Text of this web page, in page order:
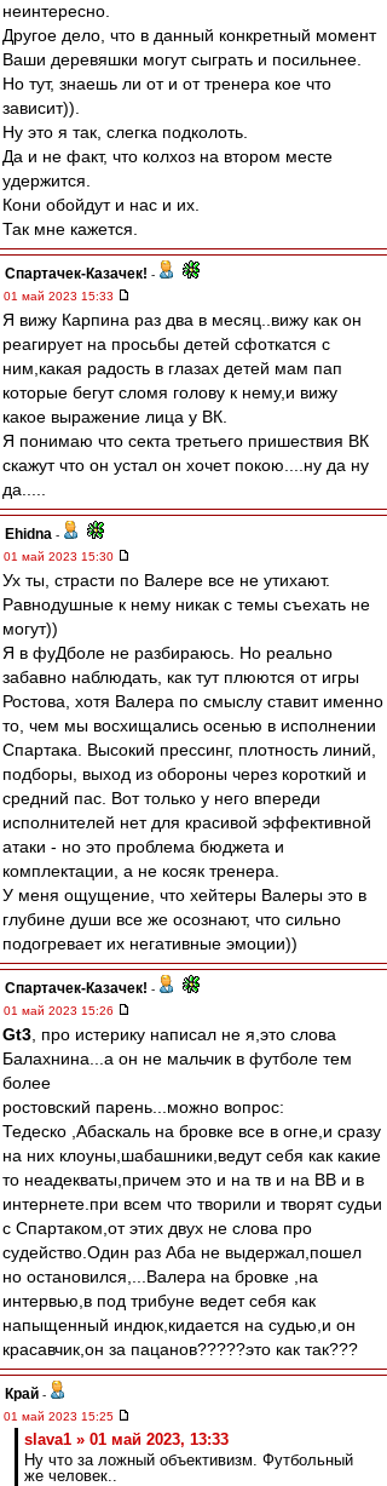
неинтересно.
Другое дело, что в данный конкретный момент
Ваши деревяшки могут сыграть и посильнее.
Но тут, знаешь ли от и от тренера кое что
зависит)).
Ну это я так, слегка подколоть.
Да и не факт, что колхоз на втором месте
удержится.
Кони обойдут и нас и их.
Так мне кажется.
Спартачек-Казачек! -
01 май 2023 15:33
Я вижу Карпина раз два в месяц..вижу как он
реагирует на просьбы детей сфоткатся с
ним,какая радость в глазах детей мам пап
которые бегут сломя голову к нему,и вижу
какое выражение лица у ВК.
Я понимаю что секта третьего пришествия ВК
скажут что он устал он хочет покою....ну да ну
да.....
Ehidna -
01 май 2023 15:30
Ух ты, страсти по Валере все не утихают.
Равнодушные к нему никак с темы съехать не
могут))
Я в фуДболе не разбираюсь. Но реально
забавно наблюдать, как тут плюются от игры
Ростова, хотя Валера по смыслу ставит именно
то, чем мы восхищались осенью в исполнении
Спартака. Высокий прессинг, плотность линий,
подборы, выход из обороны через короткий и
средний пас. Вот только у него впереди
исполнителей нет для красивой эффективной
атаки - но это проблема бюджета и
комплектации, а не косяк тренера.
У меня ощущение, что хейтеры Валеры это в
глубине души все же осознают, что сильно
подогревает их негативные эмоции))
Спартачек-Казачек! -
01 май 2023 15:26
Gt3 , про истерику написал не я,это слова
Балахнина...а он не мальчик в футболе тем
более
ростовский парень...можно вопрос:
Тедеско ,Абаскаль на бровке все в огне,и сразу
на них клоуны,шабашники,ведут себя как какие
то неадекваты,причем это и на тв и на ВВ и в
интернете.при всем что творили и творят судьи
с Спартаком,от этих двух не слова про
судейство.Один раз Аба не выдержал,пошел
но остановился,...Валера на бровке ,на
интервью,в под трибуне ведет себя как
напыщенный индюк,кидается на судью,и он
красавчик,он за пацанов?????это как так???
Край -
01 май 2023 15:25
slava1 » 01 май 2023, 13:33
Ну что за ложный объективизм. Футбольный
же человек..